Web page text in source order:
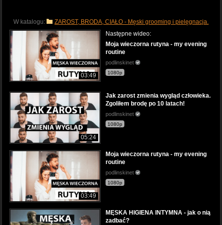
W katalogu: ZAROST, BRODA, CIAŁO - Męski grooming i pielęgnacja.
03:49
Następne wideo:
Moja wieczorna rutyna - my evening
routine
podlinskinet
1080p
05:24
Jak zarost zmienia wygląd człowieka.
Zgoliłem brodę po 10 latach!
podlinskinet
1080p
03:49
Moja wieczorna rutyna - my evening
routine
podlinskinet
1080p
MĘSKA HIGIENA INTYMNA - jak o nią
zadbać?